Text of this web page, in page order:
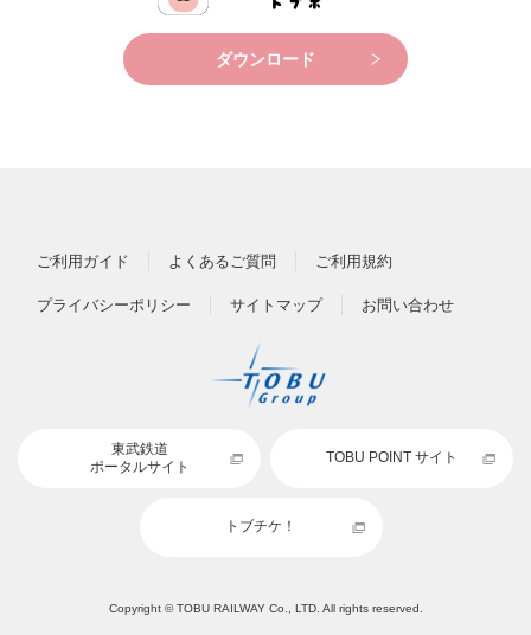
ダウンロード
ご利用ガイド よくあるご質問 ご利用規約
プライバシーポリシー サイトマップ お問い合わせ
東武鉄道
ポータルサイト
TOBU POINT サイト
トブチケ！
Copyright © TOBU RAILWAY Co., LTD. All rights reserved.